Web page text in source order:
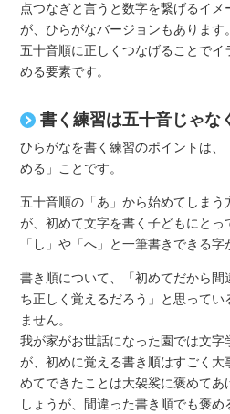
点つなぎと言うと数字を繋げるイ
が、ひらがなバージョンもあります。
五十音順に正しくつなげることでイ
める要素です。
書く練習は五十音じゃな
ひらがなを書く練習のポイントは
める」ことです。
五十音順の「あ」から始めてしまう
が、初めて文字を書く子どもにとっ
「し」や「へ」と一筆書きできる字
書き順について、「初めてだから間
ち正しく覚えるだろう」と思って
ません。
我が家がお世話になった園では文字
が、初めに覚える書き順はすごく大
めてできたことは大袈裟に褒めて
しょうが、間違った書き順でも褒